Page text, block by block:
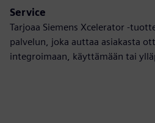
Service
Tarjoaa Siemens Xcelerator -
palvelun, joka auttaa asiakasta
integroimaan, käyttämään tai